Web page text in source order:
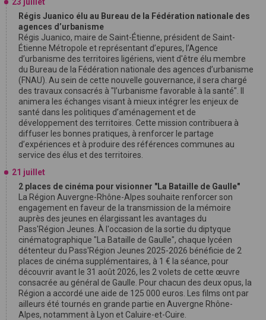
Régis Juanico élu au Bureau de la Fédération nationale des
agences d’urbanisme
Régis Juanico, maire de Saint-Étienne, président de Saint-
Étienne Métropole et représentant d’epures, l’Agence
d’urbanisme des territoires ligériens, vient d'être élu membre
du Bureau de la Fédération nationale des agences d’urbanisme
(FNAU). Au sein de cette nouvelle gouvernance, il sera chargé
des travaux consacrés à "l’urbanisme favorable à la santé". Il
animera les échanges visant à mieux intégrer les enjeux de
santé dans les politiques d’aménagement et de
développement des territoires. Cette mission contribuera à
diffuser les bonnes pratiques, à renforcer le partage
d’expériences et à produire des références communes au
service des élus et des territoires.
21 juillet
2 places de cinéma pour visionner "La Bataille de Gaulle"
La Région Auvergne-Rhône-Alpes souhaite renforcer son
engagement en faveur de la transmission de la mémoire
auprès des jeunes en élargissant les avantages du
Pass'Région Jeunes. À l'occasion de la sortie du diptyque
cinématographique "La Bataille de Gaulle", chaque lycéen
détenteur du Pass'Région Jeunes 2025-2026 bénéficie de 2
places de cinéma supplémentaires, à 1 € la séance, pour
découvrir avant le 31 août 2026, les 2 volets de cette œuvre
consacrée au général de Gaulle. Pour chacun des deux opus, la
Région a accordé une aide de 125 000 euros. Les films ont par
ailleurs été tournés en grande partie en Auvergne Rhône-
Alpes, notamment à Lyon et Caluire-et-Cuire.